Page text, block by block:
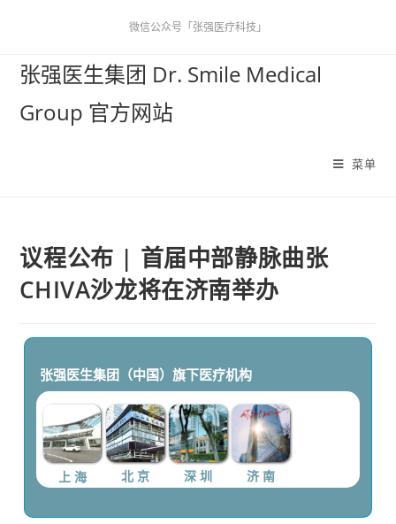
微信公众号「张强医疗科技」
张强医生集团 Dr. Smile Medical
Group 官方网站
菜单
议程公布 | 首届中部静脉曲张
CHIVA沙龙将在济南举办
张强医生集团（中国）旗下医疗机构
上 海 北 京 深 圳 济 南